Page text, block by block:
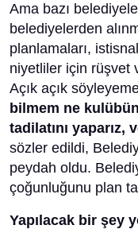
Ama bazı
belediyelerden
planlamaları,
niyetliler için rüşvet
Açık açık
bilmem ne
tadilatını
sözler edildi,
peydah oldu.
çoğunluğunu plan
Yapılacak bir şey